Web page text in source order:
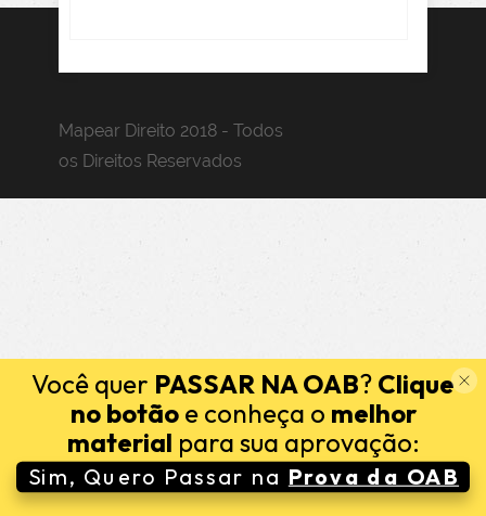
Mapear Direito 2018 - Todos
os Direitos Reservados
Você quer PASSAR NA OAB? Clique
no botãoe conheça o melhor
material para sua aprovação:
Sim, Quero Passar na Prova da OAB